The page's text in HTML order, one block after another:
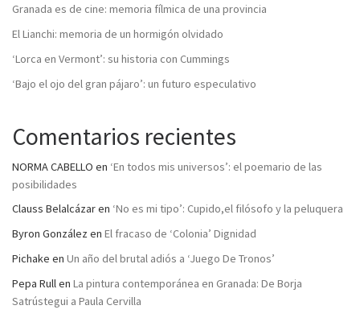
Granada es de cine: memoria fílmica de una provincia
El Lianchi: memoria de un hormigón olvidado
‘Lorca en Vermont’: su historia con Cummings
‘Bajo el ojo del gran pájaro’: un futuro especulativo
Comentarios recientes
NORMA CABELLO en ‘En todos mis universos’: el poemario de las
posibilidades
Clauss Belalcázaren ‘No es mi tipo’: Cupido,el filósofo y la peluquera
Byron González en El fracaso de ‘Colonia’ Dignidad
Pichake en Un año del brutal adiós a ‘Juego De Tronos’
Pepa Rullen La pintura contemporánea en Granada: De Borja
Satrústegui a Paula Cervilla